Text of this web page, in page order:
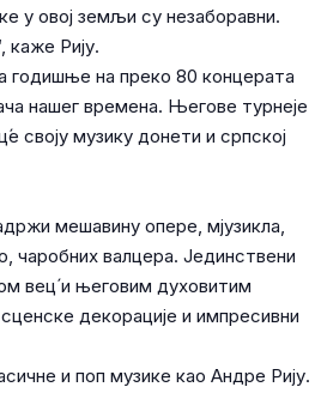
у овој земљи су незаборавни.
каже Рију.
годишње на преко 80 концерата
нашег времена. Његове турнеје
своју музику донети и српској
мешавину опере, мјузикла,
чаробних валцера. Јединствени
вец́ и његовим духовитим
декорације и импресивни
и поп музике као Андре Рију.